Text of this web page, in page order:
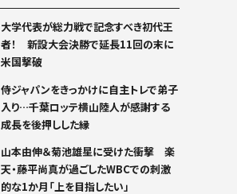
大学代表が総力戦で記念すべき初代王
者！ 新設大会決勝で延長11回の末に
米国撃破
侍ジャパンをきっかけに自主トレで弟子
入り…千葉ロッテ横山陸人が感謝する
成長を後押しした縁
山本由伸＆菊池雄星に受けた衝撃 楽
天・藤平尚真が過ごしたWBCでの刺激
的な1か月「上を目指したい」